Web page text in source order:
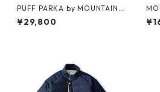
PUFF PARKA by MOUNTAIN
RESEARCH
¥29,800